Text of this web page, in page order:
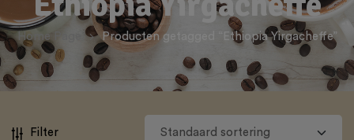
Home Page Producten getagged “Ethiopia Yirgacheffe”
Filter